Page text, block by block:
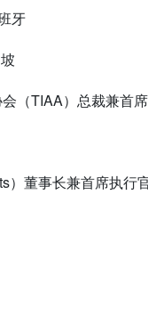
牙
（TIAA）总裁兼首
）董事长兼首席执行